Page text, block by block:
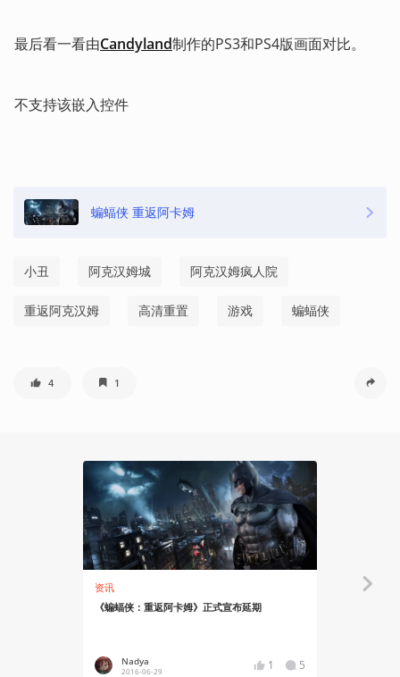
最后看一看由Candyland制作的PS3和PS4版画面对比。
不支持该嵌入控件
蝙蝠侠 重返阿卡姆
小丑 阿克汉姆城 阿克汉姆疯人院
重返阿克汉姆 高清重置 游戏 蝙蝠侠
4 1
资讯
《蝙蝠侠：重返阿卡姆》正式宣布延期
Nadya
2016-06-29 1 5